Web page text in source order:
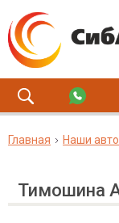
Главная Наши
Тимошина